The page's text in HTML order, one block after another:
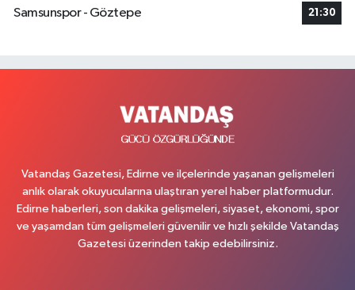
Samsunspor - Göztepe
21:30
Vatandaş Gazetesi, Edirne ve ilçelerinde yaşanan gelişmeleri
anlık olarak okuyucularına ulaştıran yerel haber platformudur.
Edirne haberleri, son dakika gelişmeleri, siyaset, ekonomi, spor
ve yaşamdan tüm gelişmeleri güvenilir ve hızlı şekilde Vatandaş
Gazetesi üzerinden takip edebilirsiniz.